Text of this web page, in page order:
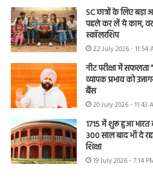
SC छात्रों के लिए
पहले कर लें ये काम,
स्कॉलरशिप
22 July 2026 - 11:54
नीट परीक्षा में सफलता
व्यापक प्रभाव को
बैंस
20 July 2026 - 11:43
1715 में शुरू हुआ भारत
300 साल बाद भी दे
शिक्षा
19 July 2026 - 7:14